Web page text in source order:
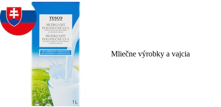
Mliečne výrobky a vajcia